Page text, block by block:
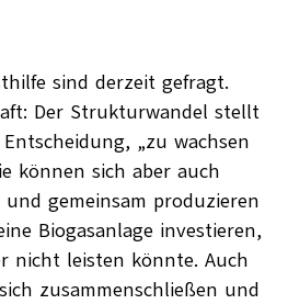
sind derzeit gefragt.
Der Strukturwandel stellt
„zu wachsen
können sich aber auch
gemeinsam produzieren
Biogasanlage investieren,
nicht leisten könnte. Auch
zusammenschließen und